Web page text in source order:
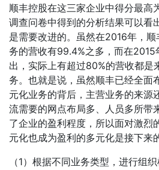
顺丰控股在这三家企业中得分最高
调查问卷中得到的分析结果可以看
是需要改进的。虽然在2016年，
务的营收有99.4%之多，而在2015
出，实际上有超过80%的营收都是
务。也就是说，虽然顺丰已经全面
元化业务的背后，主营业务的来源
流需要的网点布局多、人员多所带
了企业的盈利程度，所以面对激烈
元化也成为盈利的多元化是接下来
（1）根据不同业务类型，进行组